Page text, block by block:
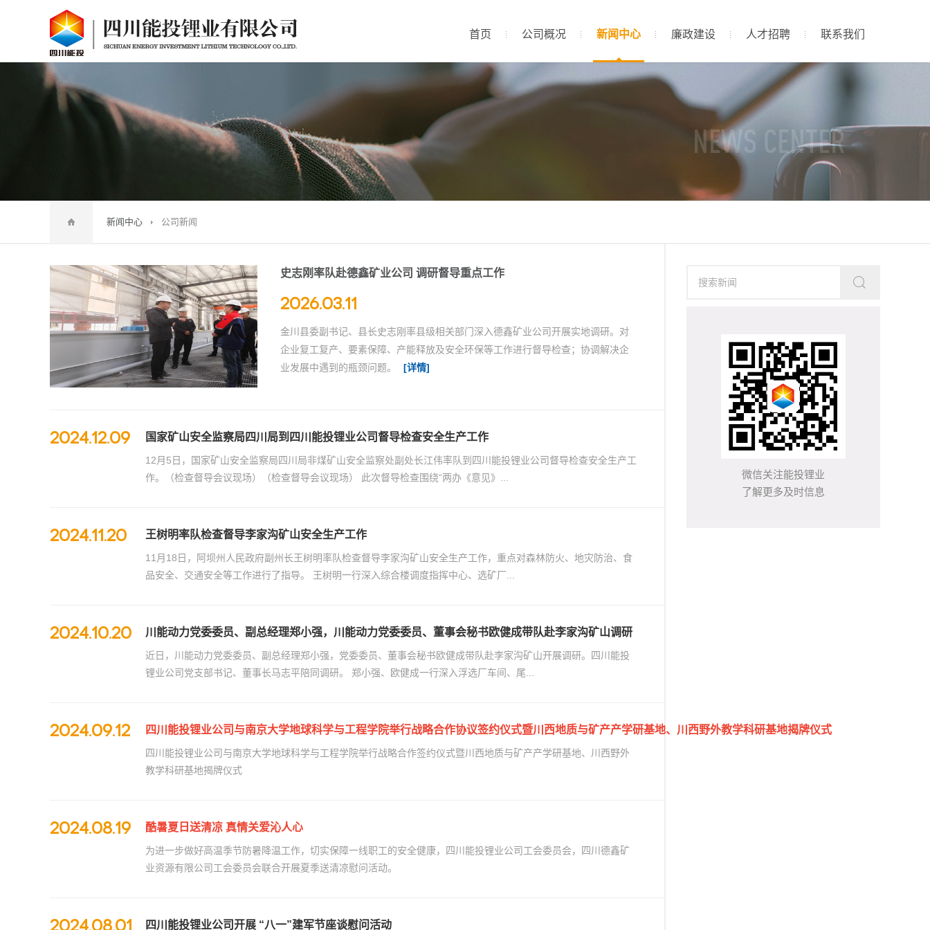
首页 公司概况 新闻中心 廉政建设 人才招聘 联系我们
NEWS CENTER
新闻中心 公司新闻
史志刚率队赴德鑫矿业公司 调研督导重点工作
2026.03.11
金川县委副书记、县长史志刚率县级相关部门深入德鑫矿业公司开展实地调研。对
企业复工复产、要素保障、产能释放及安全环保等工作进行督导检查；协调解决企
业发展中遇到的瓶颈问题。
[详情]
2024.12.09 国家矿山安全监察局四川局到四川能投锂业公司督导检查安全生产工作
12月5日，国家矿山安全监察局四川局非煤矿山安全监察处副处长江伟率队到四川能投锂业公司督导检查安全生产工
作。（检查督导会议现场）（检查督导会议现场） 此次督导检查围绕“两办《意见》...
2024.11.20 王树明率队检查督导李家沟矿山安全生产工作
11月18日，阿坝州人民政府副州长王树明率队检查督导李家沟矿山安全生产工作，重点对森林防火、地灾防治、食
品安全、交通安全等工作进行了指导。 王树明一行深入综合楼调度指挥中心、选矿厂...
2024.10.20 川能动力党委委员、副总经理郑小强，川能动力党委委员、董事会秘书欧健成带队赴李家沟矿山调研
近日，川能动力党委委员、副总经理郑小强，党委委员、董事会秘书欧健成带队赴李家沟矿山开展调研。四川能投
锂业公司党支部书记、董事长马志平陪同调研。 郑小强、欧健成一行深入浮选厂车间、尾...
2024.09.12 四川能投锂业公司与南京大学地球科学与工程学院举行战略合作协议签约仪式暨川西地质与矿产产学研基地、川西野外教学科研基地揭牌仪式
四川能投锂业公司与南京大学地球科学与工程学院举行战略合作签约仪式暨川西地质与矿产产学研基地、川西野外
教学科研基地揭牌仪式
2024.08.19 酷暑夏日送清凉 真情关爱沁人心
为进一步做好高温季节防暑降温工作，切实保障一线职工的安全健康，四川能投锂业公司工会委员会，四川德鑫矿
业资源有限公司工会委员会联合开展夏季送清凉慰问活动。
2024.08.01 四川能投锂业公司开展 “八一”建军节座谈慰问活动

微信关注能投锂业
了解更多及时信息